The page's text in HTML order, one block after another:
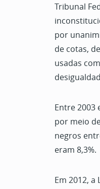
Tribunal
por
de cotas,
usadas
Entre 2003
por meio
negros
eram 8,3%.
Em 2012,